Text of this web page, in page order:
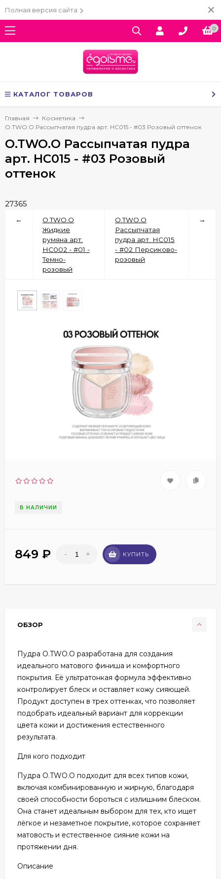
Полная версия сайта
0
КАТАЛОГ ТОВАРОВ
Главная
Косметика
O.TWO.O Рассыпчатая пудра арт. HC015 - #03 Розовый оттенок
O.TWO.O Рассыпчатая пудра
арт. HC015 - #03 Розовый
оттенок
27365
←
O.TWO.O
Жидкие
румяна арт.
HC002 - #01 -
Темно-
розовый
O.TWO.O
Рассыпчатая
пудра арт. HC015
- #02 Персиково-
розовый
→
В НАЛИЧИИ
849 ₽ - + КУПИТЬ
ОБЗОР
Пудра O.TWO.O разработана для создания
идеального матового финиша и комфортного
покрытия. Её ультратонкая формула эффективно
контролирует блеск и оставляет кожу сияющей.
Продукт доступен в трех оттенках, что позволяет
подобрать идеальный вариант для коррекции
цвета кожи и достижения естественного
результата.
Для кого подходит
Пудра O.TWO.O подходит для всех типов кожи,
включая комбинированную и жирную, благодаря
своей способности бороться с излишним блеском.
Она станет идеальным выбором для тех, кто ищет
лёгкое и незаметное покрытие, которое сохраняет
матовость и естественное сияние кожи на
протяжении дня.
Описание